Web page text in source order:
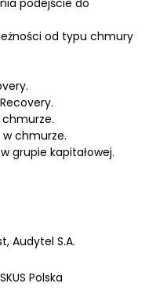
podejście do
od typu chmury
w chmurze.
grupie kapitałowej.
Audytel S.A.
Polska